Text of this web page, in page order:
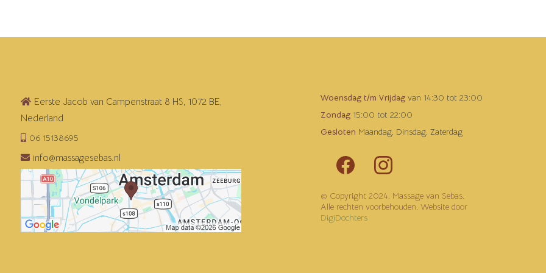
Eerste Jacob van Campenstraat 8 HS, 1072 BE,
Nederland
06 15138695
info@massagesebas.nl
Woensdag t/m Vrijdag van 14:30 tot 23:00
Zondag 15:00 tot 22:00
Gesloten Maandag, Dinsdag, Zaterdag
© Copyright 2024. Massage van Sebas.
Alle rechten voorbehouden. Website door
DigiDochters